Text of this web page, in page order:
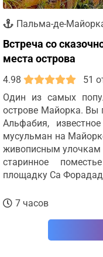
Пальма-де-
Встреча со
места острова
4.98
51
Один из самых
острове Майорка. Вы
Альфабия,
мусульман на
живописным улочкам
старинное
площадку Са
7 часов